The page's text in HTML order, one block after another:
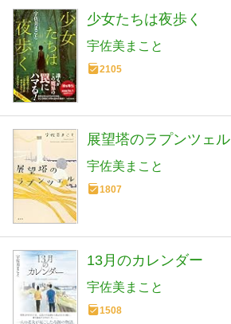
少女たちは夜歩く
宇佐美まこと
2105
展望塔のラプンツェル
宇佐美まこと
1807
13月のカレンダー
宇佐美まこと
1508